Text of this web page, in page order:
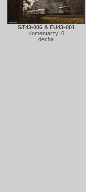
ST43-006 & EU43-001
Komentarzy: 0
decha